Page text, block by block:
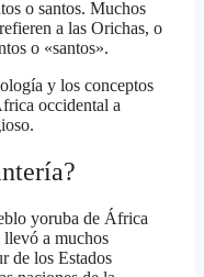
o santos. Muchos
a las Orichas, o
o «santos».
y los conceptos
occidental a
yoruba de África
a muchos
de los Estados